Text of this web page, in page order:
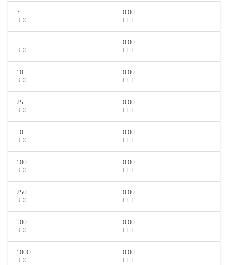
3
BDC
0.00
ETH
5
BDC
0.00
ETH
10
BDC
0.00
ETH
25
BDC
0.00
ETH
50
BDC
0.00
ETH
100
BDC
0.00
ETH
250
BDC
0.00
ETH
500
BDC
0.00
ETH
1000
BDC
0.00
ETH